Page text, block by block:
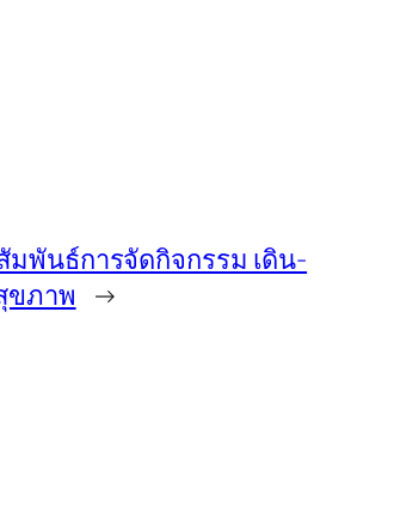
มพันธ์การจัดกิจกรรม เดิน-
ขภาพ
→